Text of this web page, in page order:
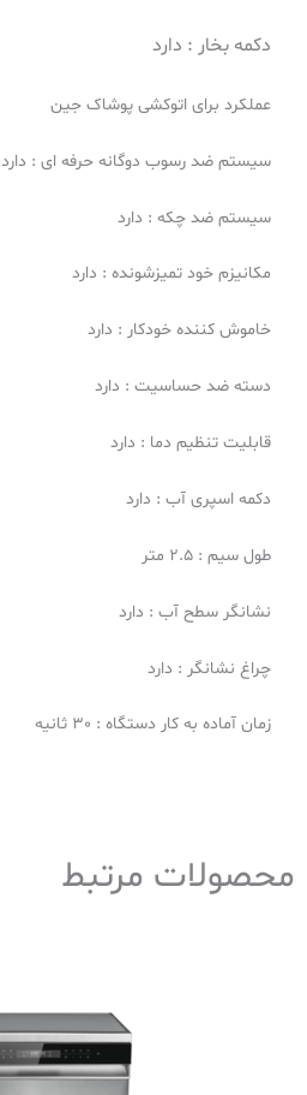
دکمه بخار : دارد
عملکرد برای اتوکشی پوشاک جین
سيستم ضد رسوب دوگانه حرفه ای : دارد
سيستم ضد چكه : دارد
مكانيزم خود تميزشونده : دارد
خاموش کننده خودکار : دارد
دسته ضد حساسیت : دارد
قابلیت تنظیم دما : دارد
دکمه اسپری آب : دارد
طول سیم : 2.5 متر
نشانگر سطح آب : دارد
چراغ نشانگر : دارد
زمان آماده به کار دستگاه : 30 ثانیه
محصولات مرتبط